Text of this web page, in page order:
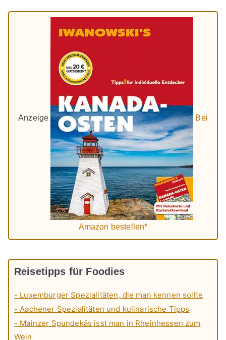
Anzeige Bei
Amazon bestellen*
Reisetipps für Foodies
- Luxemburger Spezialitäten, die man kennen sollte
- Aachener Spezialitäten und kulinarische Tipps
- Mainzer Spundekäs isst man in Rheinhessen zum
Wein